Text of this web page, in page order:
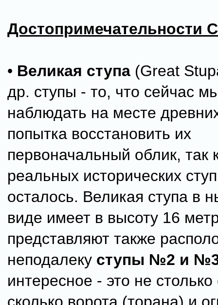
Достопримечательности
• Великая ступа (Great
др. ступы - то, что сейчас
наблюдать на месте
попытка восстановить их
первоначальный облик, так
реальных исторических
осталось. Великая ступа в
виде имеет в высоту 16
представляют также
неподалеку ступы №2 и
интересное - это не